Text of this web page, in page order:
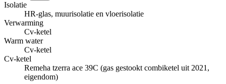
Isolatie
HR-glas, muurisolatie en vloerisolatie
Verwarming
Cv-ketel
Warm water
Cv-ketel
Cv-ketel
Remeha tzerra ace 39C (gas gestookt combiketel uit 2021,
eigendom)